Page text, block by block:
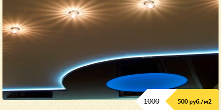
1000 500 руб./м2